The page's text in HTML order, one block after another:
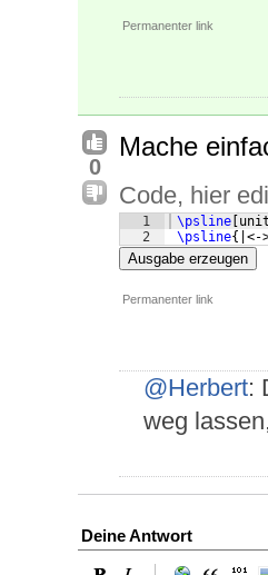
Permanenter link
0
Mache
Code, hier
1
2
\psline
\psline{ |<-
Ausgabe erzeugen
Permanenter link
@Herbert:
weg
Deine Antwort